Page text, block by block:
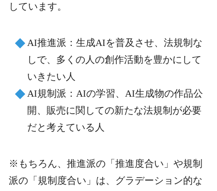
しています。
AI推進派：生成AIを普及させ、法規制な
しで、多くの人の創作活動を豊かにして
いきたい人
AI規制派：AIの学習、AI生成物の作品公
開、販売に関しての新たな法規制が必要
だと考えている人
※もちろん、推進派の「推進度合い」や規制
派の「規制度合い」は、グラデーション的な